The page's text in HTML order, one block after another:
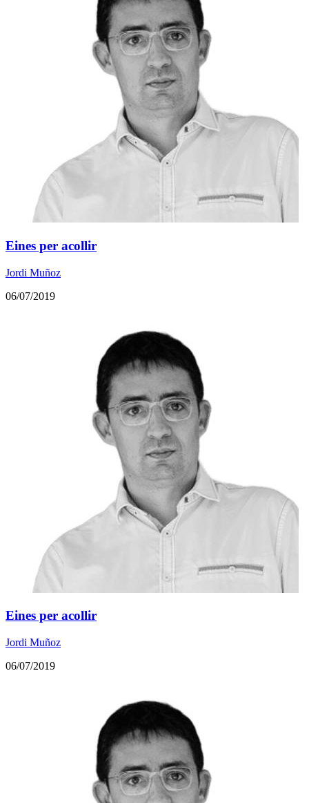
Eines per acollir
Jordi Muñoz
06/07/2019
Eines per acollir
Jordi Muñoz
06/07/2019